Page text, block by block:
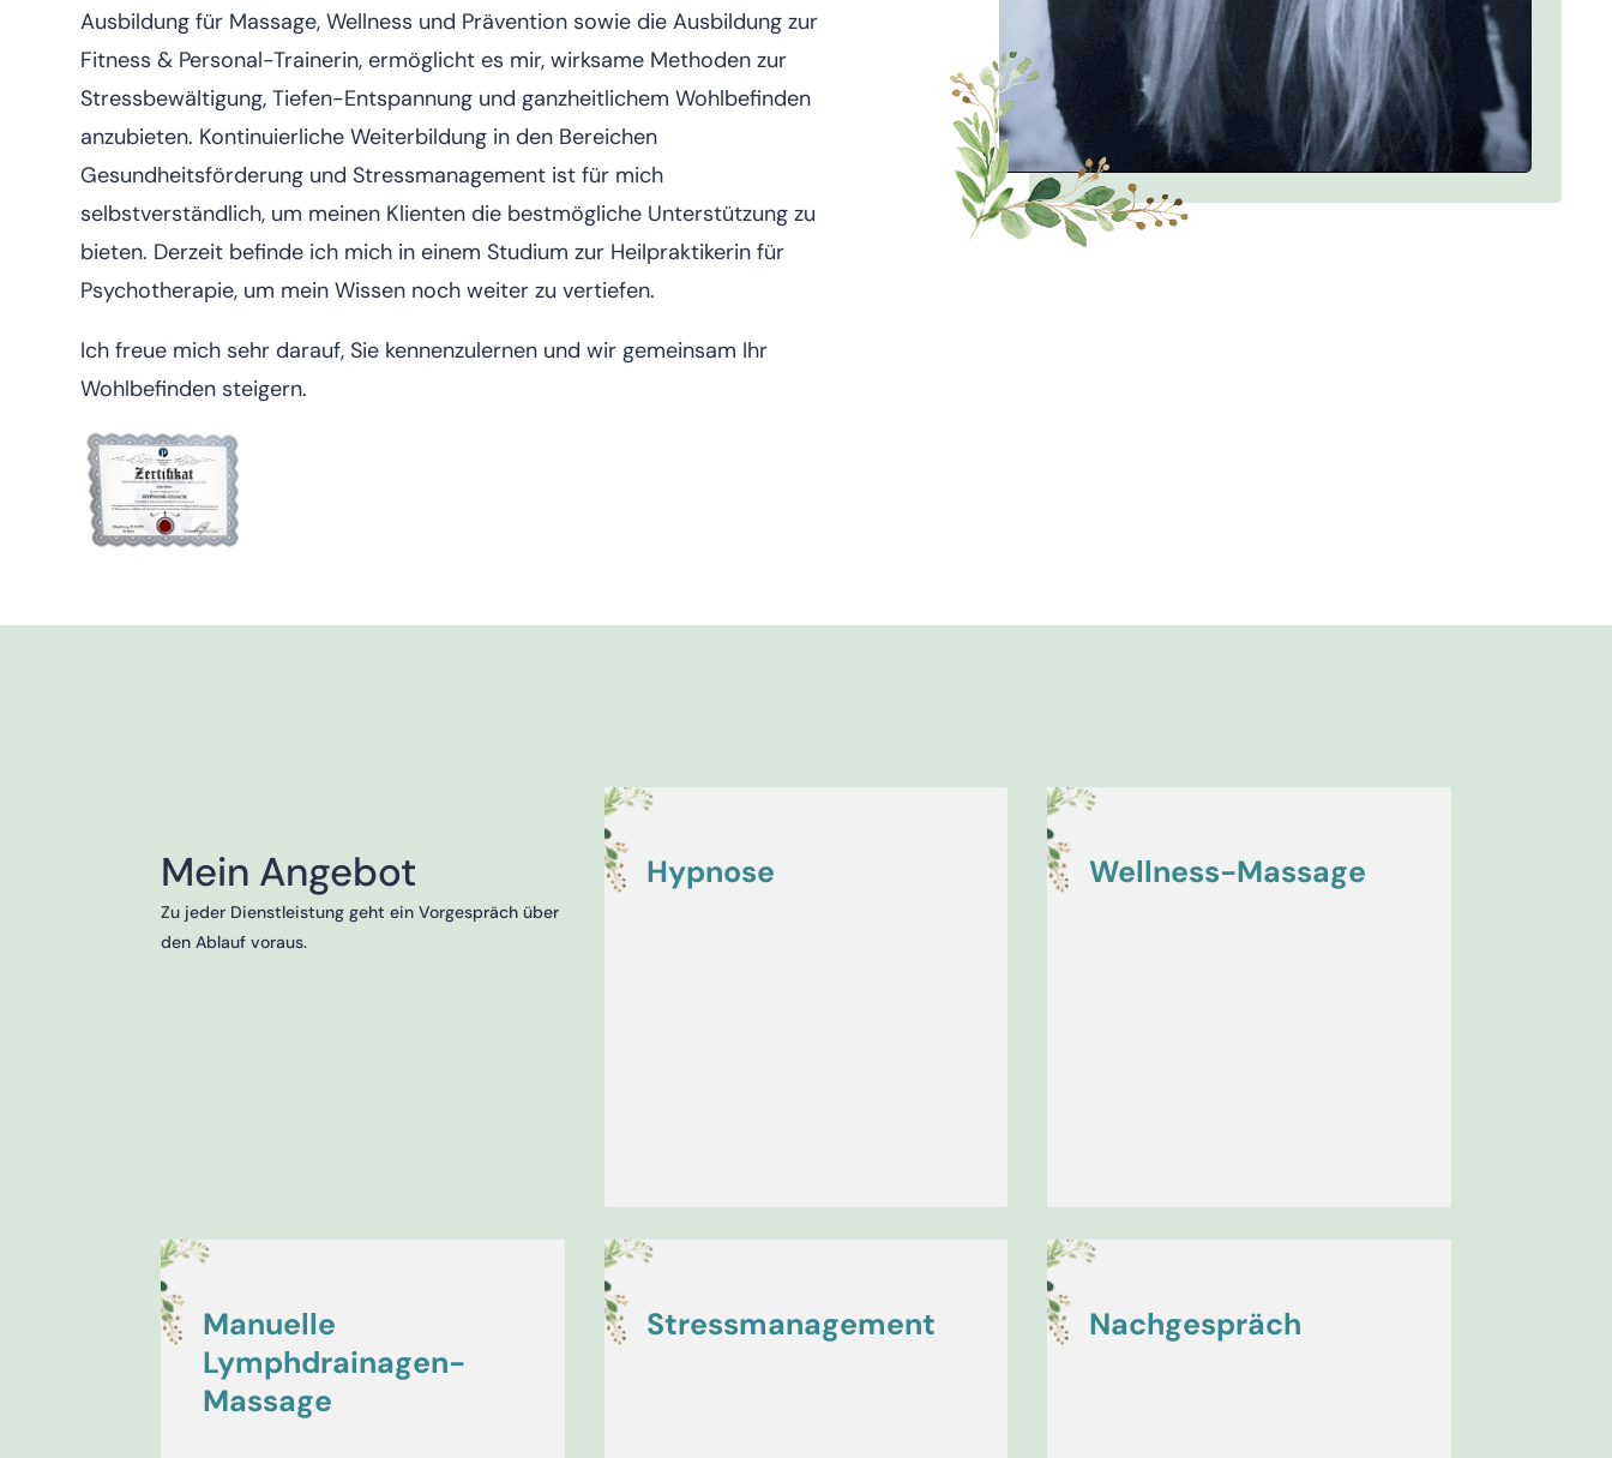
Ausbildung für Massage, Wellness und Prävention sowie die Ausbildung zur
Fitness & Personal-Trainerin, ermöglicht es mir, wirksame Methoden zur
Stressbewältigung, Tiefen-Entspannung und ganzheitlichem Wohlbefinden
anzubieten. Kontinuierliche Weiterbildung in den Bereichen
Gesundheitsförderung und Stressmanagement ist für mich
selbstverständlich, um meinen Klienten die bestmögliche Unterstützung zu
bieten. Derzeit befinde ich mich in einem Studium zur Heilpraktikerin für
Psychotherapie, um mein Wissen noch weiter zu vertiefen.
Ich freue mich sehr darauf, Sie kennenzulernen und wir gemeinsam Ihr
Wohlbefinden steigern.
Mein Angebot
Zu jeder Dienstleistung geht ein Vorgespräch über
den Ablauf voraus.
Hypnose Wellness-Massage
Manuelle
Lymphdrainagen-
Massage
Stressmanagement Nachgespräch